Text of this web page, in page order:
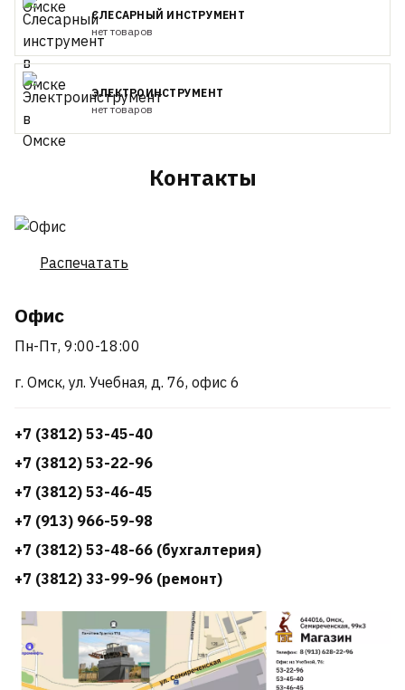
СЛЕСАРНЫЙ ИНСТРУМЕНТ
нет товаров
ЭЛЕКТРОИНСТРУМЕНТ
нет товаров
Контакты
Распечатать
Офис
Пн-Пт, 9:00-18:00
г. Омск, ул. Учебная, д. 76, офис 6
+7 (3812) 53-45-40
+7 (3812) 53-22-96
+7 (3812) 53-46-45
+7 (913) 966-59-98
+7 (3812) 53-48-66 (бухгалтерия)
+7 (3812) 33-99-96 (ремонт)